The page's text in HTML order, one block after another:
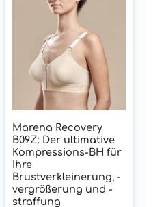
Marena Recovery
B09Z: Der ultimative
Kompressions-BH für
Ihre
Brustverkleinerung, -
vergrößerung und -
straffung